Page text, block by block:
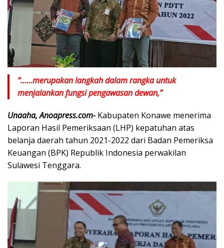
“……merupakan langkah dalam rangka untuk
menjalankan fungsi pengawasan dewan,”
Unaaha, Anoapress.com- Kabupaten Konawe menerima
Laporan Hasil Pemeriksaan (LHP) kepatuhan atas
belanja daerah tahun 2021-2022 dari Badan Pemeriksa
Keuangan (BPK) Republik Indonesia perwakilan
Sulawesi Tenggara.